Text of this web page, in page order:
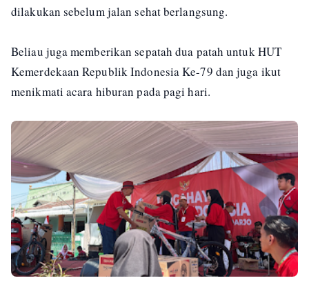
dilakukan sebelum jalan sehat berlangsung.
Beliau juga memberikan sepatah dua patah untuk HUT
Kemerdekaan Republik Indonesia Ke-79 dan juga ikut
menikmati acara hiburan pada pagi hari.